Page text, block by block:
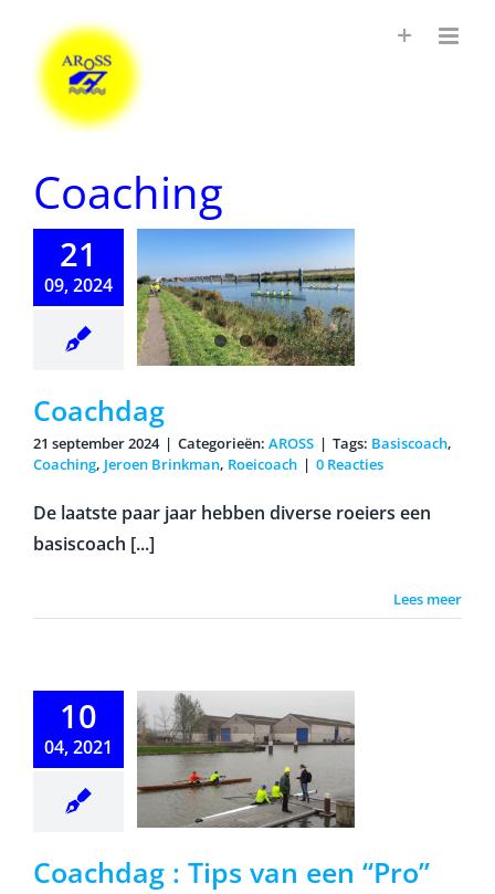
Coaching
21
09, 2024
Coachdag
21 september 2024 | Categorieën: AROSS | Tags: Basiscoach,
Coaching, Jeroen Brinkman, Roeicoach | 0 Reacties
De laatste paar jaar hebben diverse roeiers een
basiscoach [...]
Lees meer
10
04, 2021
: Tips
“Pro”
Coachdag : Tips van een “Pro”